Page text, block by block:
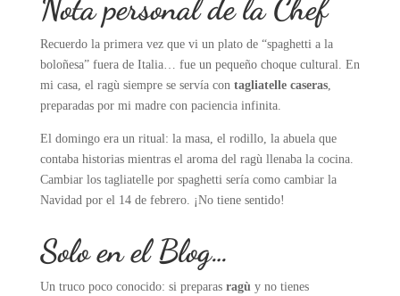
Nota personal de la Chef
Recuerdo la primera vez que vi un plato de “spaghetti a la
boloñesa” fuera de Italia… fue un pequeño choque cultural. En
mi casa, el ragù siempre se servía con tagliatelle caseras,
preparadas por mi madre con paciencia infinita.
El domingo era un ritual: la masa, el rodillo, la abuela que
contaba historias mientras el aroma del ragù llenaba la cocina.
Cambiar los tagliatelle por spaghetti sería como cambiar la
Navidad por el 14 de febrero. ¡No tiene sentido!
Solo en el Blog…
Un truco poco conocido: si preparas ragù y no tienes